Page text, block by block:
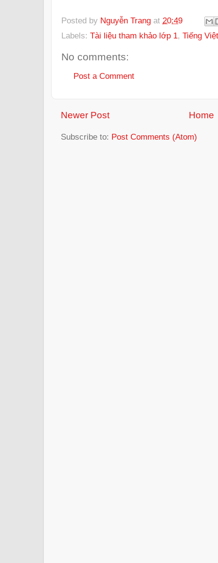
Posted by Nguyễn Trang at 20:49
Labels: Tài liệu tham khảo lớp 1, Tiếng
No comments:
Post a Comment
Newer Post Home
Subscribe to: Post Comments (Atom)